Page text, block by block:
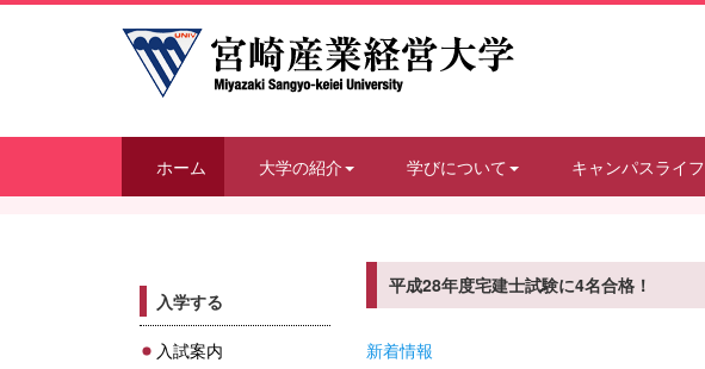
ホーム 大学の紹介 学びについて キャンパスライフ
入学する
入試案内
平成28年度宅建士試験に4名合格！
新着情報